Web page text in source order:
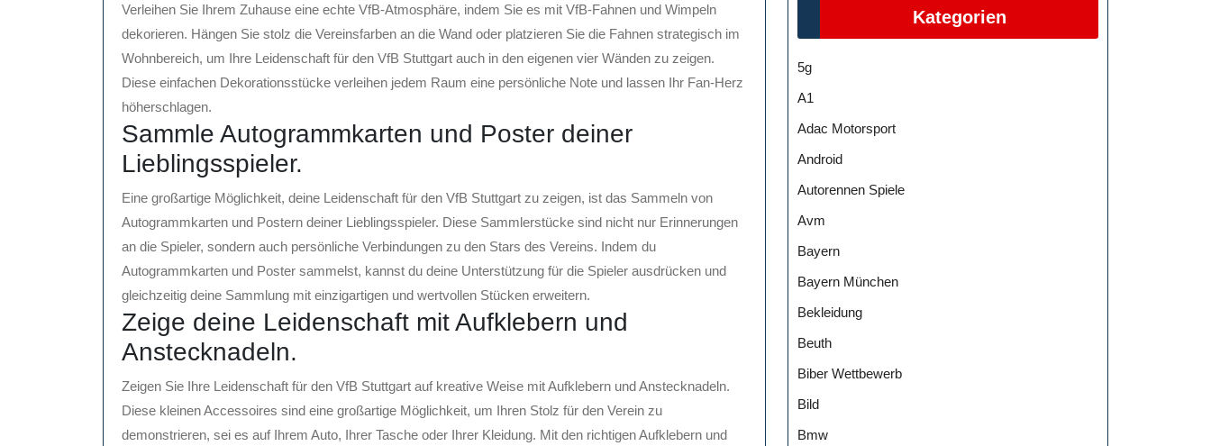
Verleihen Sie Ihrem Zuhause eine echte VfB-Atmosphäre, indem Sie es mit VfB-Fahnen und Wimpeln
dekorieren. Hängen Sie stolz die Vereinsfarben an die Wand oder platzieren Sie die Fahnen strategisch im
Wohnbereich, um Ihre Leidenschaft für den VfB Stuttgart auch in den eigenen vier Wänden zu zeigen.
Diese einfachen Dekorationsstücke verleihen jedem Raum eine persönliche Note und lassen Ihr Fan-Herz
höherschlagen.
Sammle Autogrammkarten und Poster deiner
Lieblingsspieler.
Eine großartige Möglichkeit, deine Leidenschaft für den VfB Stuttgart zu zeigen, ist das Sammeln von
Autogrammkarten und Postern deiner Lieblingsspieler. Diese Sammlerstücke sind nicht nur Erinnerungen
an die Spieler, sondern auch persönliche Verbindungen zu den Stars des Vereins. Indem du
Autogrammkarten und Poster sammelst, kannst du deine Unterstützung für die Spieler ausdrücken und
gleichzeitig deine Sammlung mit einzigartigen und wertvollen Stücken erweitern.
Zeige deine Leidenschaft mit Aufklebern und
Anstecknadeln.
Zeigen Sie Ihre Leidenschaft für den VfB Stuttgart auf kreative Weise mit Aufklebern und Anstecknadeln.
Diese kleinen Accessoires sind eine großartige Möglichkeit, um Ihren Stolz für den Verein zu
demonstrieren, sei es auf Ihrem Auto, Ihrer Tasche oder Ihrer Kleidung. Mit den richtigen Aufklebern und
Kategorien
5g
A1
Adac Motorsport
Android
Autorennen Spiele
Avm
Bayern
Bayern München
Bekleidung
Beuth
Biber Wettbewerb
Bild
Bmw